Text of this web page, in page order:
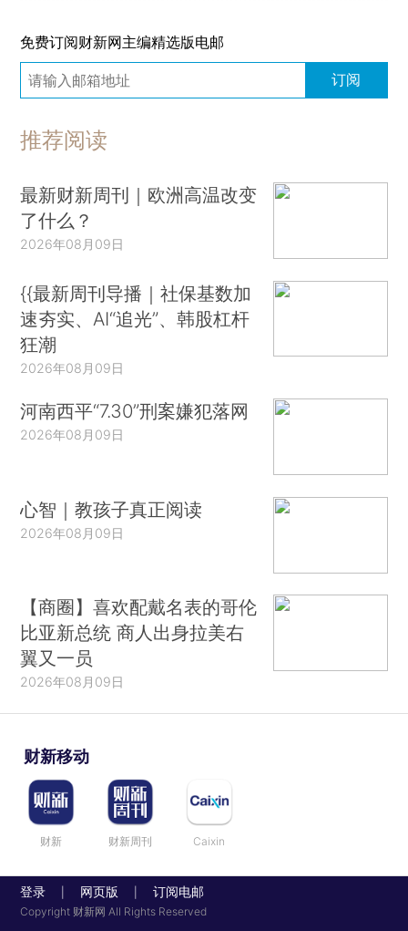
免费订阅财新网主编精选版电邮
订阅
推荐阅读
最新财新周刊｜欧洲高温改变
了什么？
2026年08月09日
{{最新周刊导播｜社保基数加
速夯实、AI“追光”、韩股杠杆
狂潮
2026年08月09日
河南西平“7.30”刑案嫌犯落网
2026年08月09日
心智｜教孩子真正阅读
2026年08月09日
【商圈】喜欢配戴名表的哥伦
比亚新总统 商人出身拉美右
翼又一员
2026年08月09日
财新移动
财新 财新周刊 Caixin
登录 网页版 订阅电邮
Copyright 财新网 All Rights Reserved